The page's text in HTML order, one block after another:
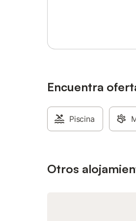
Encuentra
Piscina
Otros